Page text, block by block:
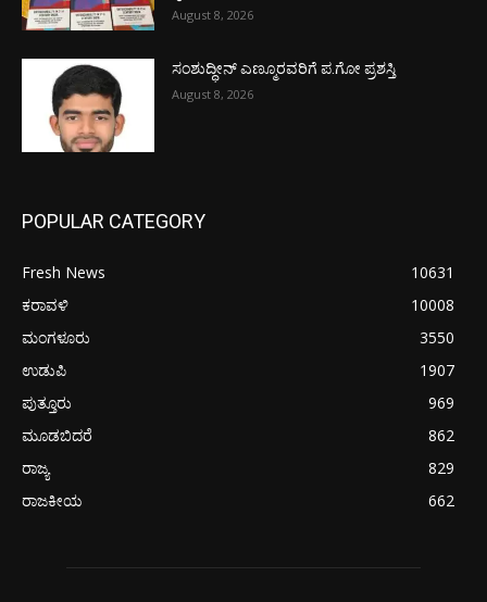
August 8, 2026
ಸಂಶುದ್ಧೀನ್ ಎಣ್ಮೂರವರಿಗೆ ಪ.ಗೋ ಪ್ರಶಸ್ತಿ
August 8, 2026
POPULAR CATEGORY
Fresh News
10631
ಕರಾವಳಿ
10008
ಮಂಗಳೂರು
3550
ಉಡುಪಿ
1907
ಪುತ್ತೂರು
969
ಮೂಡಬಿದರೆ
862
ರಾಜ್ಯ
829
ರಾಜಕೀಯ
662